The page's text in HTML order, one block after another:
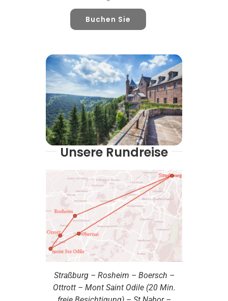
Unsere Rundreise
Straßburg – Rosheim – Boersch –
Ottrott – Mont Saint Odile (20 Min.
Buchen Sie